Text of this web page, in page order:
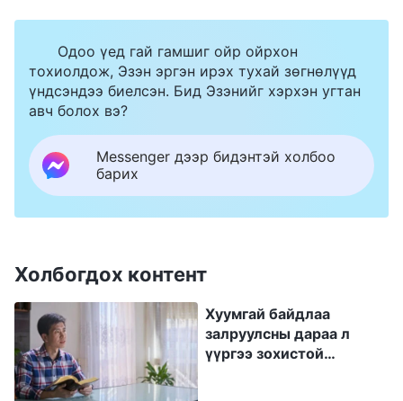
огт анхаардаггүй. Тэд бүлгийн зааварлагчдыг
зохицуулж, бүх ажлыг тэдэнд хариуцуулж
өгөөд л өөрсдийнх нь ажил дууссан гэж
үздэг. Ингээд ажил нь дууслаа, дараа
дараагийн аливаа асуудал өөрт нь огт
хамаагүй гэж итгэдэг. Хуурамч удирдагчид
талбар дээр хариуцлагаа биелүүлж
чаддаггүй учраас ажил нурдаг. Удирдагч,
ажилчны хувьд хайхрамжгүй байна гэдэг нь
энэ юм. Бурхан хүний дотоод сэтгэлийг
Одоо үед гай гамшиг ойр ойрхон
тохиолдож, Эзэн эргэн ирэх тухай зөгнөлүүд
үндсэндээ биелсэн. Бид Эзэнийг хэрхэн угтан
авч болох вэ?
Messenger дээр бидэнтэй холбоо
барих
Холбогдох контент
Хуумгай байдлаа
залруулсны дараа л
үүргээ зохистой